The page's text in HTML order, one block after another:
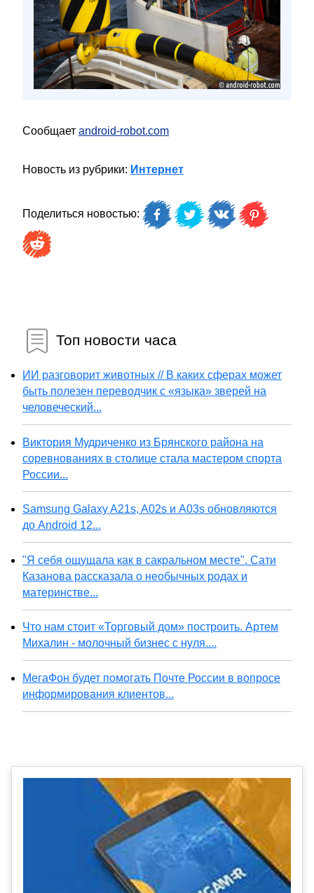
Сообщает android-robot.com
Новость из рубрики: Интернет
Поделиться новостью:
Топ новости часа
ИИ разговорит животных // В каких сферах может
быть полезен переводчик с «языка» зверей на
человеческий...
Виктория Мудриченко из Брянского района на
соревнованиях в столице стала мастером спорта
России...
Samsung Galaxy A21s, A02s и A03s обновляются
до Android 12...
"Я себя ощущала как в сакральном месте". Сати
Казанова рассказала о необычных родах и
материнстве...
Что нам стоит «Торговый дом» построить. Артем
Михалин - молочный бизнес с нуля....
МегаФон будет помогать Почте России в вопросе
информирования клиентов...